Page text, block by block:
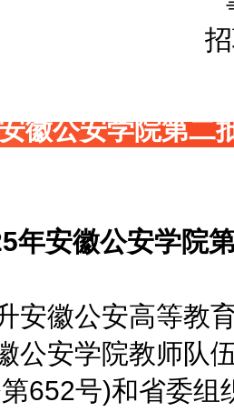
徽公安学院第二
年安徽公安学院
徽公安高等教育
公安学院教师队
652号)和省委组